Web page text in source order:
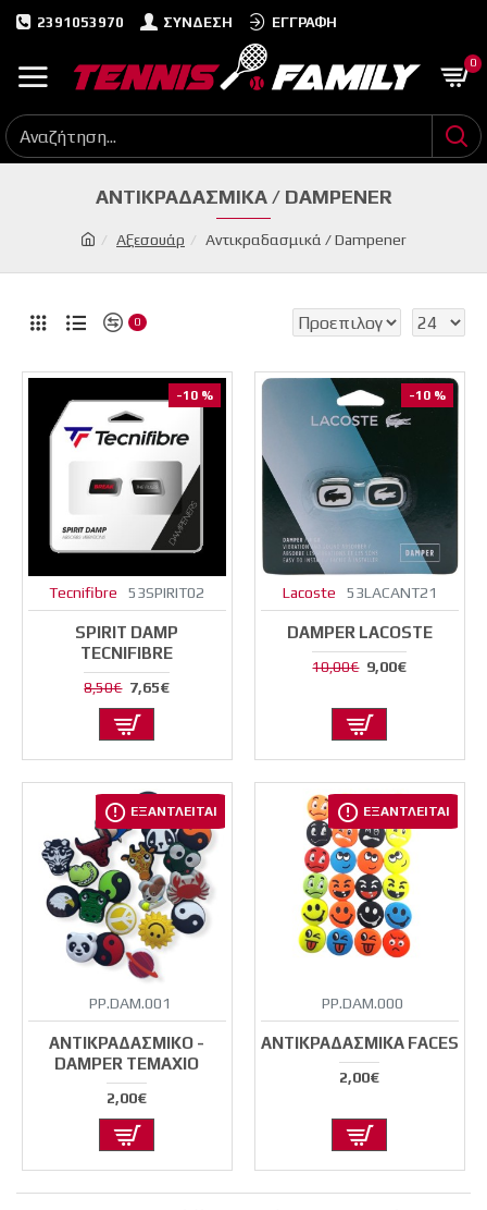
2391053970 ΣΎΝΔΕΣΗ ΕΓΓΡΑΦΉ
0
Αξεσουάρ Αντικραδασμικά / Dampener
ΑΝΤΙΚΡΑΔΑΣΜΙΚΆ / DAMPENER
0
-10 %
Tecnifibre 53SPIRIT02
SPIRIT DAMP
TECNIFIBRE
7,65€
8,50€
-10 %
Lacoste 53LACANT21
DAMPER LACOSTE
9,00€
10,00€
ΕΞΑΝΤΛΕΙΤΑΙ
PP.DAM.001
ΑΝΤΙΚΡΑΔΑΣΜΙΚΌ -
DAMPER ΤΕΜΆΧΙΟ
2,00€
ΕΞΑΝΤΛΕΙΤΑΙ
PP.DAM.000
ΑΝΤΙΚΡΑΔΑΣΜΙΚΆ FACES
2,00€